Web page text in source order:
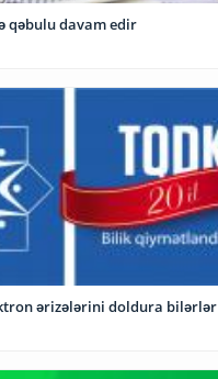
qəbulu davam edir
ərizələrini doldura bilərlər